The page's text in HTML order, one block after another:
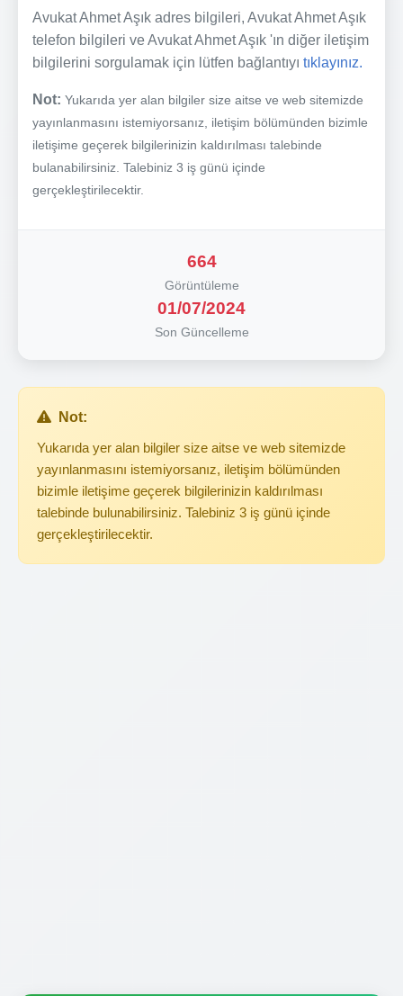
Avukat Ahmet Aşık adres bilgileri, Avukat Ahmet Aşık
telefon bilgileri ve Avukat Ahmet Aşık 'ın diğer iletişim
bilgilerini sorgulamak için lütfen bağlantıyı tıklayınız.
Not: Yukarıda yer alan bilgiler size aitse ve web sitemizde
yayınlanmasını istemiyorsanız, iletişim bölümünden bizimle
iletişime geçerek bilgilerinizin kaldırılması talebinde
bulanabilirsiniz. Talebiniz 3 iş günü içinde
gerçekleştirilecektir.
664
Görüntüleme
01/07/2024
Son Güncelleme
Not:
Yukarıda yer alan bilgiler size aitse ve web sitemizde
yayınlanmasını istemiyorsanız, iletişim bölümünden
bizimle iletişime geçerek bilgilerinizin kaldırılması
talebinde bulunabilirsiniz. Talebiniz 3 iş günü içinde
gerçekleştirilecektir.